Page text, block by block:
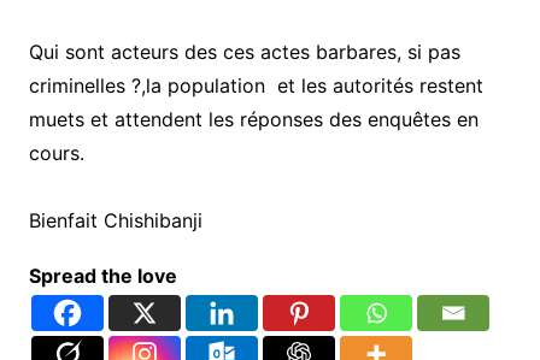
Qui sont acteurs des ces actes barbares, si pas
criminelles ?,la population et les autorités restent
muets et attendent les réponses des enquêtes en
cours.
Bienfait Chishibanji
Spread the love